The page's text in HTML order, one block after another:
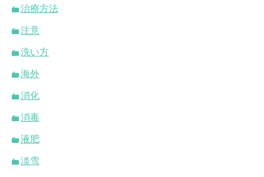
治療方法
注意
洗い方
海外
消化
消毒
液肥
淡雪